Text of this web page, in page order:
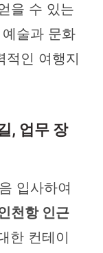
을 수 있는
예술과 문화
적인 여행지
, 업무 장
입사하여
천항 인근
한 컨테이